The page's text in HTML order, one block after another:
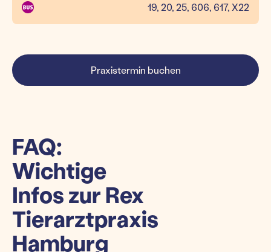
19, 20, 25, 606, 617, X22
Praxistermin buchen
FAQ:
Wichtige
Infos zur Rex
Tierarztpraxis
Hamburg